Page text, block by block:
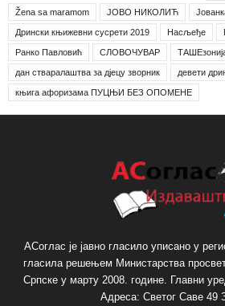
Žena sa maramom ЈОВО НИКОЛИЋ
Дрински књижевни сусрети 2019 Насљеђе
Ранко Павловић СЛОВОЧУВАР
дан стваралаштва за дјецу зворник девети
књига афоризама ПУЦЊИ БЕЗ ОПОМЕНЕ
АСоглас је јавно гласило уписано у
гласила решењем Министарства
Српске у марту 2008. године. Главни
Адреса: Светог Саве 49